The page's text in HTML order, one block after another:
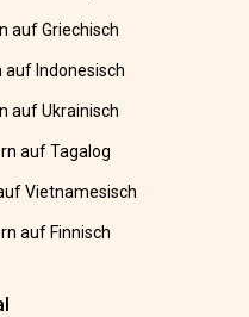
auf Griechisch
auf Indonesisch
auf Ukrainisch
auf Tagalog
Vietnamesisch
auf Finnisch